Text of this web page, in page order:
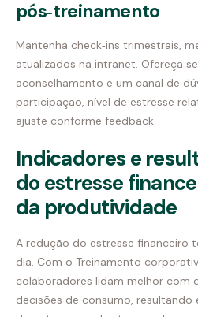
pós‑treinamento
Mantenha check‑ins trimestrais,
atualizados na intranet. Ofereça
aconselhamento e um canal de
participação, nível de estresse
ajuste conforme feedback.
Indicadores e
do estresse
da produtividade
A redução do estresse financeiro
dia. Com o Treinamento
colaboradores lidam melhor com
decisões de consumo, resultando